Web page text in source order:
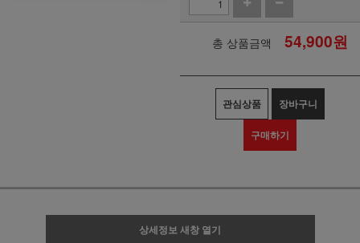
총 상품금액 54,900원
관심상품 장바구니
구매하기
상세정보 새창 열기